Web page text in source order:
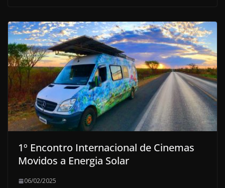
1º Encontro Internacional de Cinemas
Movidos a Energia Solar
06/02/2025